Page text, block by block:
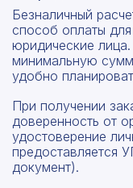
Безналичный
способ оплаты
юридические
минимальную
удобно
При получении
доверенность от
удостоверение
предоставляется
документ).